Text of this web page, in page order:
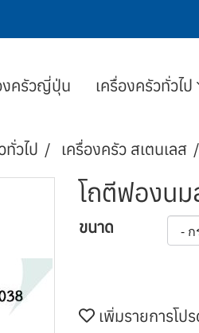
งครัวญี่ปุ่น เครื่องครัวทั่วไป
ทั่วไป เครื่องครัว สเตนเลส
โถตีฟองนม
ขนาด
เพิ่มรายการโป